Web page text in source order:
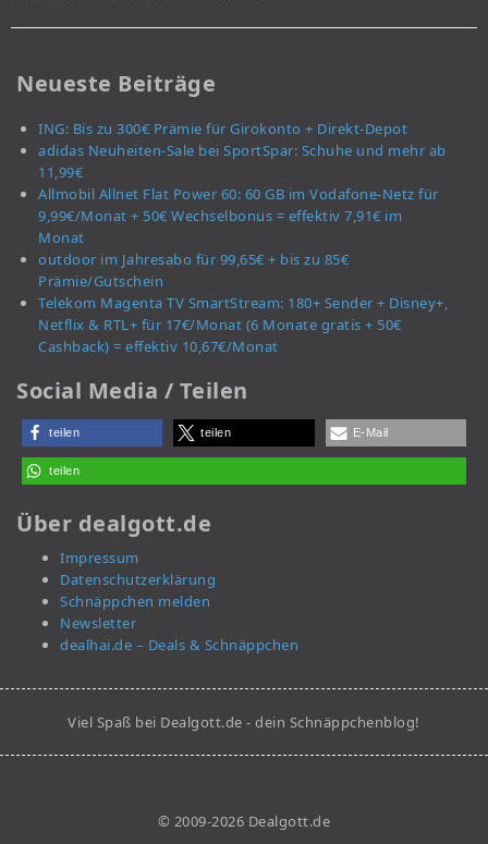
Neueste Beiträge
ING: Bis zu 300€ Prämie für Girokonto + Direkt-Depot
adidas Neuheiten-Sale bei SportSpar: Schuhe und mehr ab
11,99€
Allmobil Allnet Flat Power 60: 60 GB im Vodafone-Netz für
9,99€/Monat + 50€ Wechselbonus = effektiv 7,91€ im
Monat
outdoor im Jahresabo für 99,65€ + bis zu 85€
Prämie/Gutschein
Telekom Magenta TV SmartStream: 180+ Sender + Disney+,
Netflix & RTL+ für 17€/Monat (6 Monate gratis + 50€
Cashback) = effektiv 10,67€/Monat
Social Media / Teilen
teilen teilen E-Mail
teilen
Über dealgott.de
Impressum
Datenschutzerklärung
Schnäppchen melden
Newsletter
dealhai.de – Deals & Schnäppchen
Viel Spaß bei Dealgott.de - dein Schnäppchenblog!
© 2009-2026 Dealgott.de